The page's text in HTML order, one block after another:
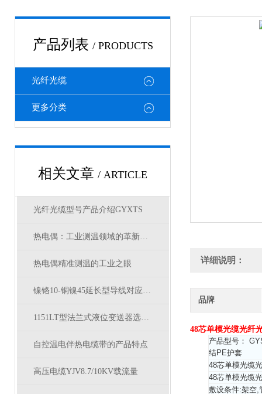
产品列表 / PRODUCTS
光纤光缆
更多分类
相关文章 / ARTICLE
光纤光缆型号产品介绍GYXTS
热电偶：工业测温领域的革新实践
热电偶精准测温的工业之眼
镍铬10-铜镍45延长型导线对应什么型号补偿导线
1151LT型法兰式液位变送器选型表
自控温电伴热电缆带的产品特点
高压电缆YJV8.7/10KV载流量
详细说明：
品牌
48芯单模光缆光纤
产品型号：
结PE护套
48芯单模光缆
48芯单模光缆
敷设条件:架空